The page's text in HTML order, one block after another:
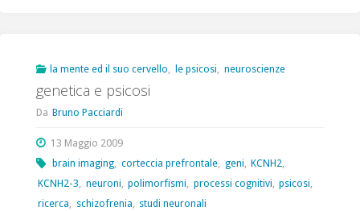
la mente ed il suo cervello, le psicosi, neuroscienze
genetica e psicosi
Da Bruno Pacciardi
13 Maggio 2009
brain imaging, corteccia prefrontale, geni, KCNH2,
KCNH2-3, neuroni, polimorfismi, processi cognitivi, psicosi,
ricerca, schizofrenia, studi neuronali